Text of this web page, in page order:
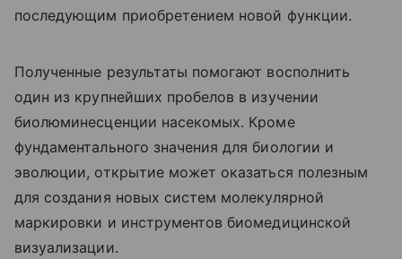
последующим приобретением новой функции.
Полученные результаты помогают восполнить
один из крупнейших пробелов в изучении
биолюминесценции насекомых. Кроме
фундаментального значения для биологии и
эволюции, открытие может оказаться полезным
для создания новых систем молекулярной
маркировки и инструментов биомедицинской
визуализации.